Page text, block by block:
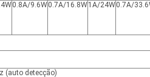
0.8A/9.6W0.7A/16.8W1A/24W0.7A/
(auto detecção)